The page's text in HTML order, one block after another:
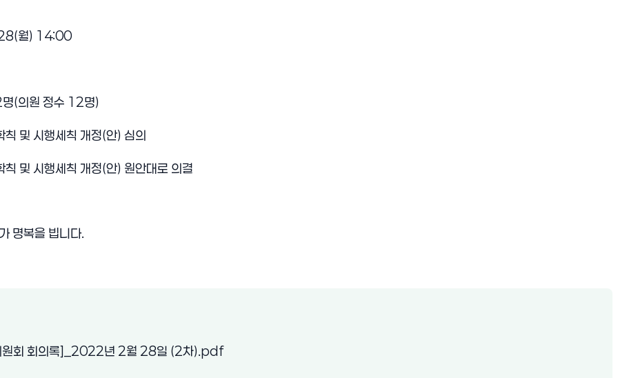
월) 14:00
(의원 정수 12명)
칙 및 시행세칙 개정(안) 심의
칙 및 시행세칙 개정(안) 원안대로 의결
명복을 빕니다.
원회 회의록]_2022년 2월 28일 (2차).pdf(새 창 열림)